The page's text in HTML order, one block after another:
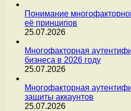
Понимание
её принципов
25.07.2026
Многофакторная
бизнеса в 2026 году
25.07.2026
Многофакторная
защиты аккаунтов
25.07.2026